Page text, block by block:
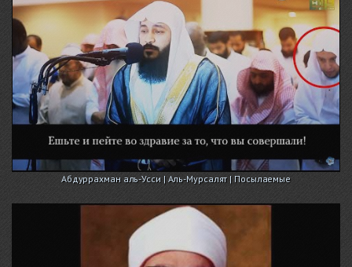
Абдуррахман аль-Усси | Аль-Мурсалят | Посылаемые